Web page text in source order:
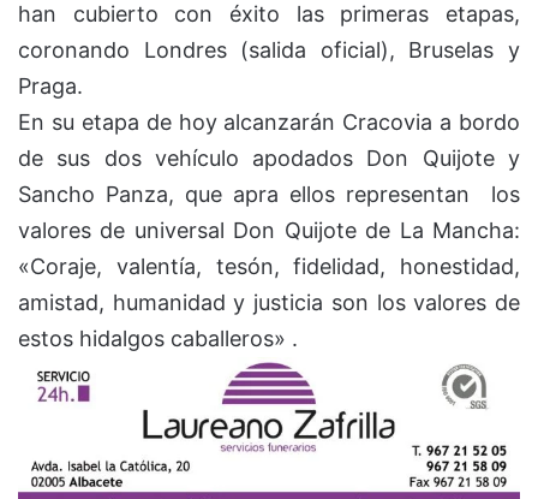
han cubierto con éxito las primeras etapas,
coronando Londres (salida oficial), Bruselas y
Praga.
En su etapa de hoy alcanzarán Cracovia a bordo
de sus dos vehículo apodados Don Quijote y
Sancho Panza, que apra ellos representan los
valores de universal Don Quijote de La Mancha:
«Coraje, valentía, tesón, fidelidad, honestidad,
amistad, humanidad y justicia son los valores de
estos hidalgos caballeros» .